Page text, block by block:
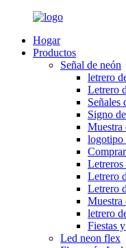
Hogar
Productos
Señal de neón
letrero
Letrero
Señales
Signo
Muestra
logotipo
Letreros
Letrero
Letrero
Muestra
letrero
Fiestas
Led neon flex